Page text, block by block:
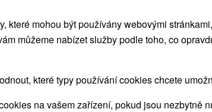
Kaluža
9,6 (131 recenzí)Od 2 NocíPolopenze
a saun, saunové ceremoniály a řada
společných zážitků.
které mohou být používány webovými
můžeme nabízet služby podle toho, co
které typy používání cookies chcete
na vašem zařízení, pokud jsou nezbytně